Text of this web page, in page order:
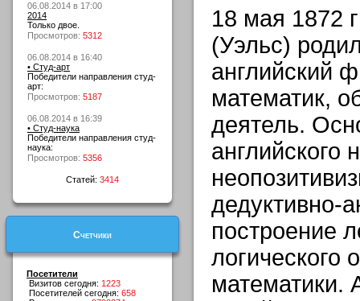
06.08.2014 в 17:00
2014
Только двое.
Просмотров: 5312
06.08.2014 в 16:40
• Студ-арт
Победители направления студ-
арт:
Просмотров: 5187
06.08.2014 в 16:39
• Студ-наука
Победители направления студ-
наука:
Просмотров: 5356
Статей: 3414
Счетчики
Посетители
Визитов сегодня: 1223
Посетителей сегодня: 658
18 мая 1872
(Уэльс)
английский
математик,
деятель.
английского
дедуктивно-
построение
логического
математики.